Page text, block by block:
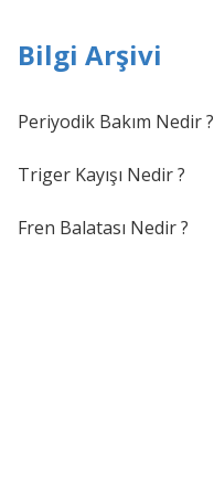
Bilgi Arşivi
Periyodik Bakım Nedir ?
Triger Kayışı Nedir ?
Fren Balatası Nedir ?